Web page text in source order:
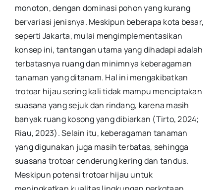
monoton, dengan dominasi pohon yang kurang
bervariasi jenisnya. Meskipun beberapa kota besar,
seperti Jakarta, mulai mengimplementasikan
konsep ini, tantangan utama yang dihadapi adalah
terbatasnya ruang dan minimnya keberagaman
tanaman yang ditanam. Hal ini mengakibatkan
trotoar hijau sering kali tidak mampu menciptakan
suasana yang sejuk dan rindang, karena masih
banyak ruang kosong yang dibiarkan (Tirto, 2024;
Riau, 2023). Selain itu, keberagaman tanaman
yang digunakan juga masih terbatas, sehingga
suasana trotoar cenderung kering dan tandus.
Meskipun potensi trotoar hijau untuk